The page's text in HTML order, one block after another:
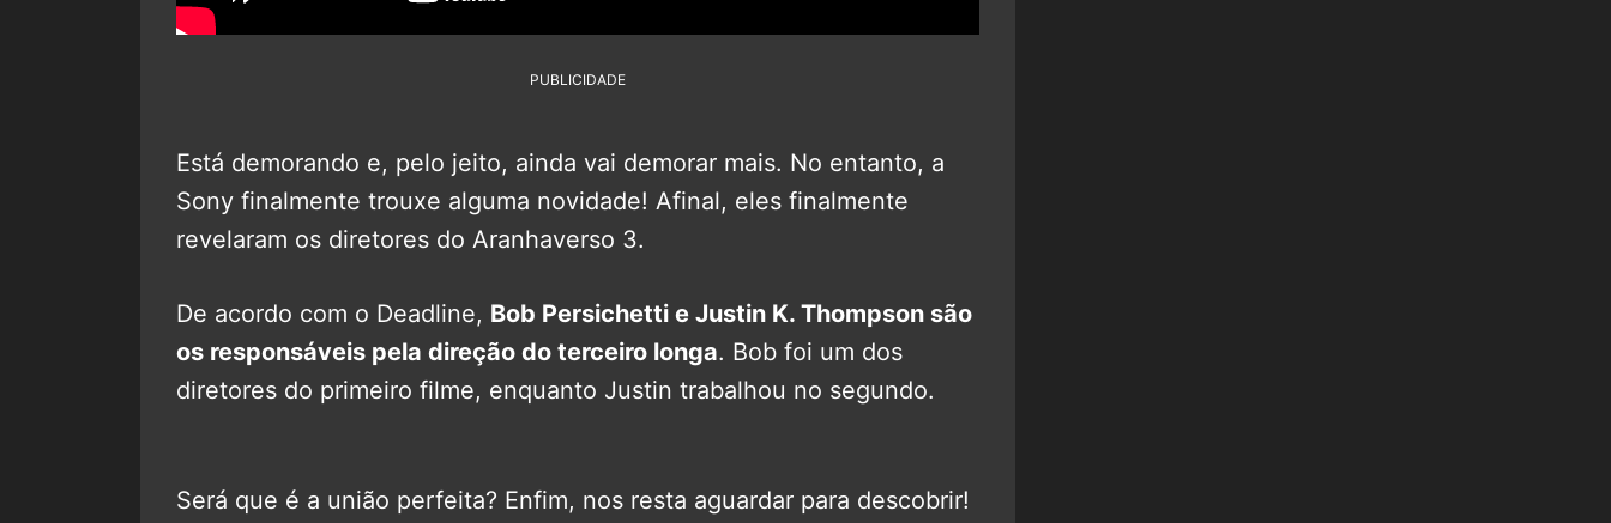
PUBLICIDADE
Está demorando e, pelo jeito, ainda vai demorar mais. No entanto, a
Sony finalmente trouxe alguma novidade! Afinal, eles finalmente
revelaram os diretores do Aranhaverso 3.
De acordo com o Deadline, Bob Persichetti e Justin K. Thompson são
os responsáveis pela direção do terceiro longa. Bob foi um dos
diretores do primeiro filme, enquanto Justin trabalhou no segundo.
Será que é a união perfeita? Enfim, nos resta aguardar para descobrir!